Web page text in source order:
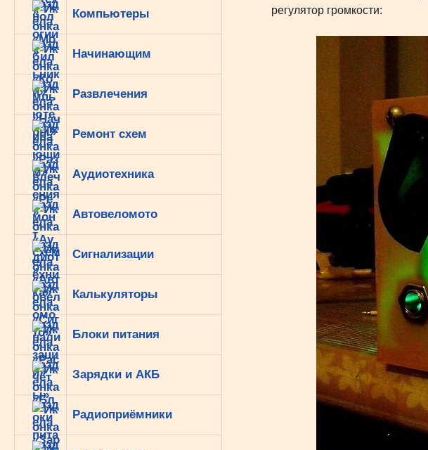
регулятор громкости:
Компьютеры
Начинающим
Развлечения
Ремонт схем
Аудиотехника
Автовеломото
Сигнализации
Калькуляторы
Блоки питания
Зарядки и АКБ
Радиоприёмники